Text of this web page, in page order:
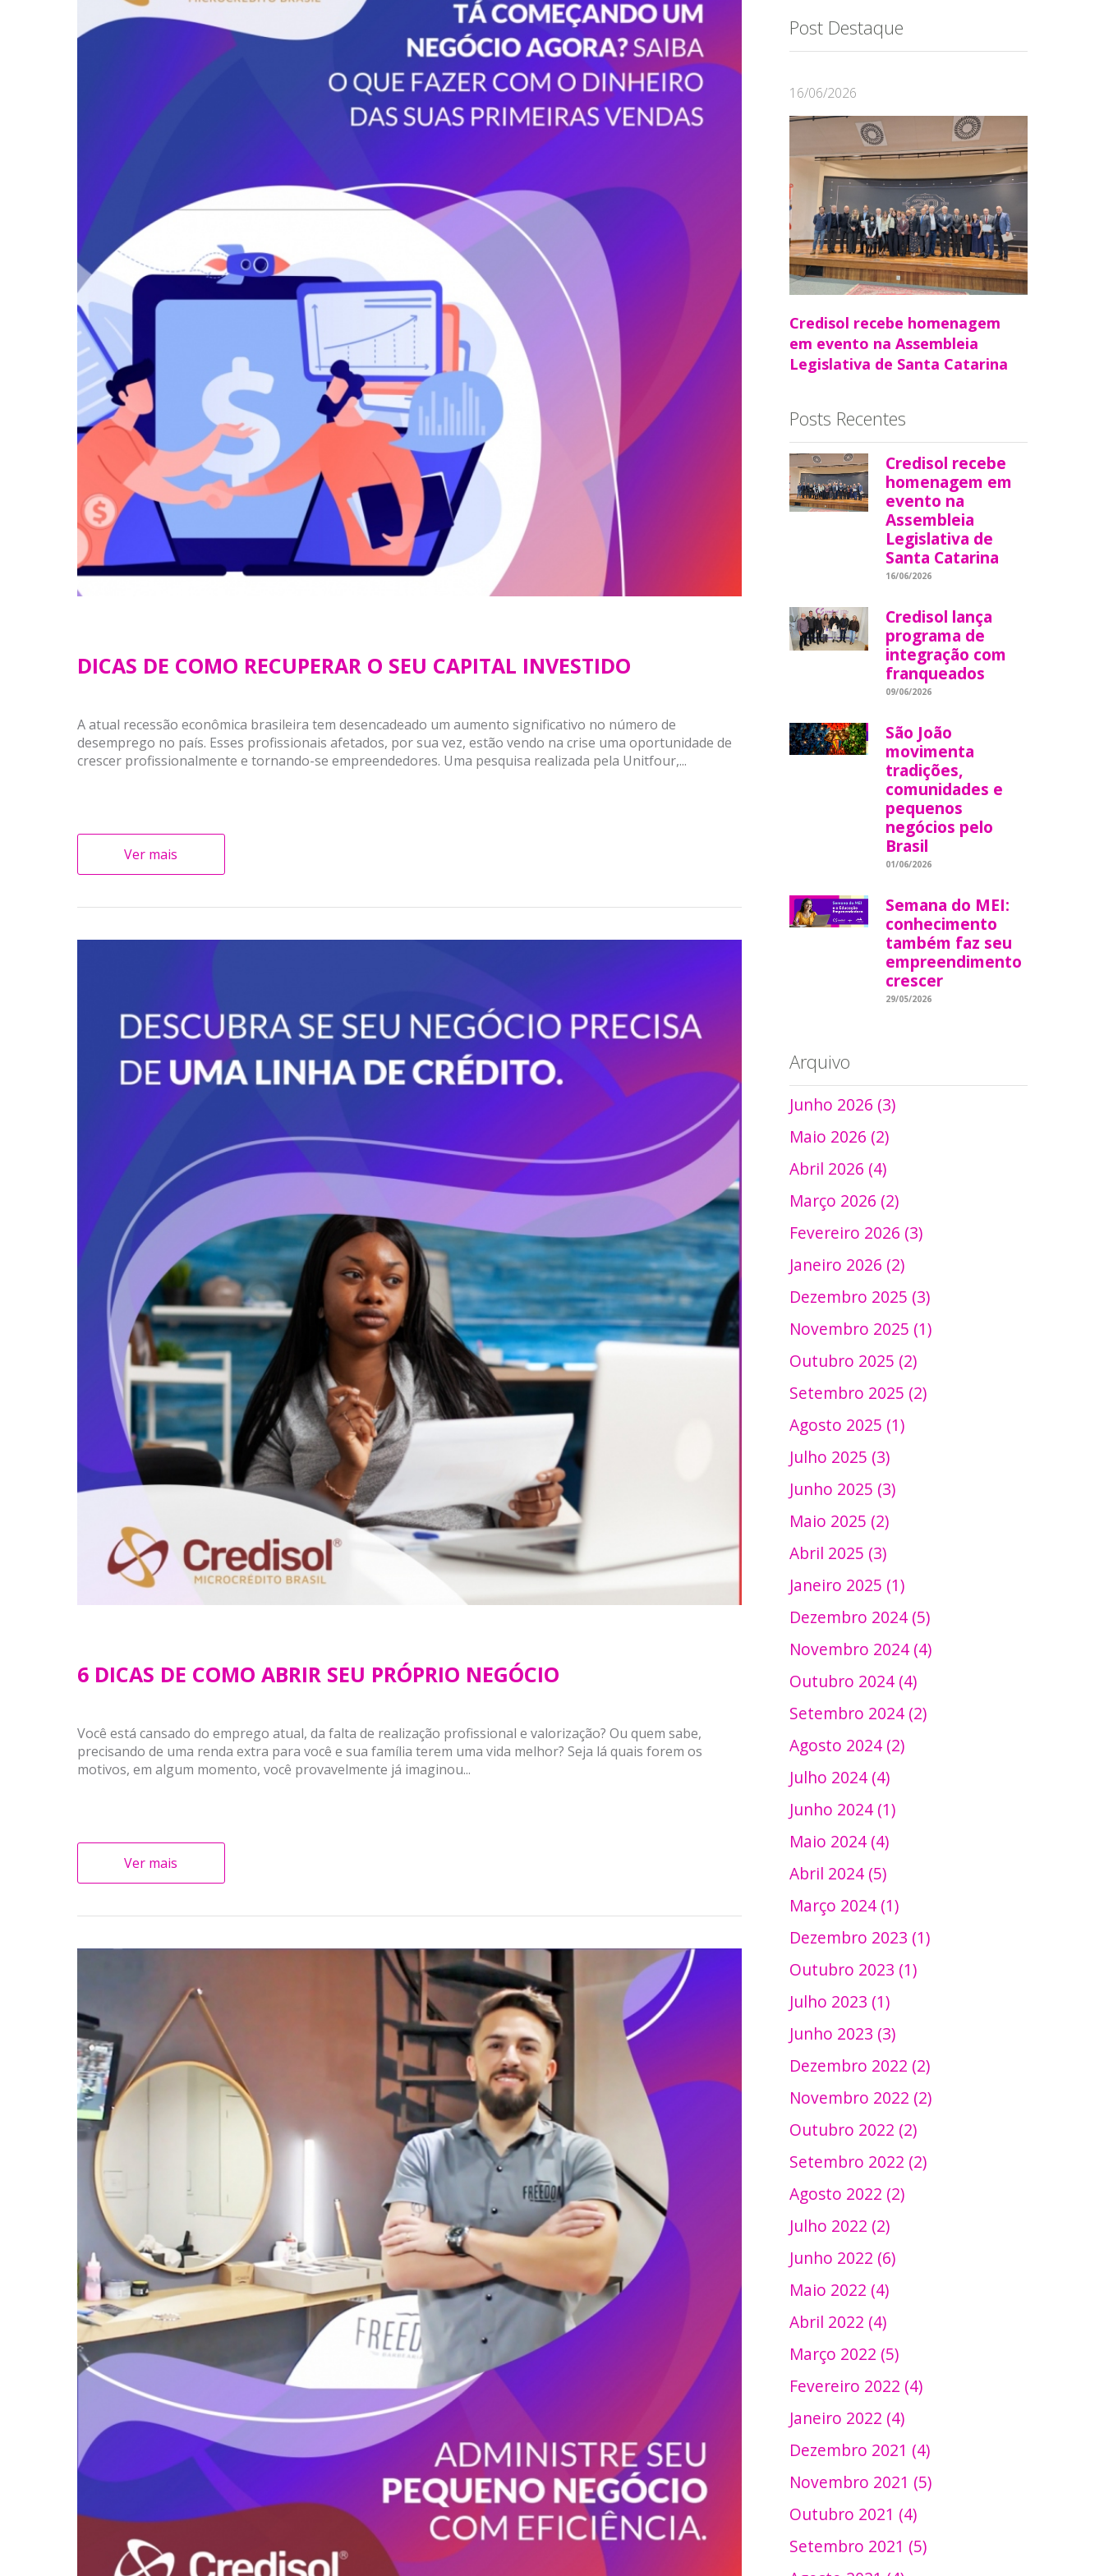
DICAS DE COMO RECUPERAR O SEU CAPITAL INVESTIDO
A atual recessão econômica brasileira tem desencadeado um aumento significativo no número de
desemprego no país. Esses profissionais afetados, por sua vez, estão vendo na crise uma oportunidade de
crescer profissionalmente e tornando-se empreendedores. Uma pesquisa realizada pela Unitfour,...
Ver mais
6 DICAS DE COMO ABRIR SEU PRÓPRIO NEGÓCIO
Você está cansado do emprego atual, da falta de realização profissional e valorização? Ou quem sabe,
precisando de uma renda extra para você e sua família terem uma vida melhor? Seja lá quais forem os
motivos, em algum momento, você provavelmente já imaginou...
Ver mais
Post Destaque
16/06/2026
Credisol recebe homenagem
em evento na Assembleia
Legislativa de Santa Catarina
Posts Recentes
Credisol recebe
homenagem em
evento na
Assembleia
Legislativa de
Santa Catarina
16/06/2026
Credisol lança
programa de
integração com
franqueados
09/06/2026
São João
movimenta
tradições,
comunidades e
pequenos
negócios pelo
Brasil
01/06/2026
Semana do MEI:
conhecimento
também faz seu
empreendimento
crescer
29/05/2026
Arquivo
Junho 2026 (3)
Maio 2026 (2)
Abril 2026 (4)
Março 2026 (2)
Fevereiro 2026 (3)
Janeiro 2026 (2)
Dezembro 2025 (3)
Novembro 2025 (1)
Outubro 2025 (2)
Setembro 2025 (2)
Agosto 2025 (1)
Julho 2025 (3)
Junho 2025 (3)
Maio 2025 (2)
Abril 2025 (3)
Janeiro 2025 (1)
Dezembro 2024 (5)
Novembro 2024 (4)
Outubro 2024 (4)
Setembro 2024 (2)
Agosto 2024 (2)
Julho 2024 (4)
Junho 2024 (1)
Maio 2024 (4)
Abril 2024 (5)
Março 2024 (1)
Dezembro 2023 (1)
Outubro 2023 (1)
Julho 2023 (1)
Junho 2023 (3)
Dezembro 2022 (2)
Novembro 2022 (2)
Outubro 2022 (2)
Setembro 2022 (2)
Agosto 2022 (2)
Julho 2022 (2)
Junho 2022 (6)
Maio 2022 (4)
Abril 2022 (4)
Março 2022 (5)
Fevereiro 2022 (4)
Janeiro 2022 (4)
Dezembro 2021 (4)
Novembro 2021 (5)
Outubro 2021 (4)
Setembro 2021 (5)